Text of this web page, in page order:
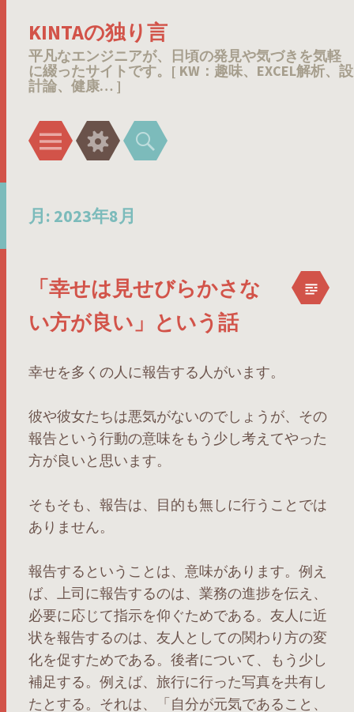
KINTAの独り言
平凡なエンジニアが、日頃の発見や気づきを気軽
に綴ったサイトです。[ KW：趣味、EXCEL解析、設
計論、健康… ]
メ
ニ
ウ
ィ
ッ
検
索
月: 2023年8月
「幸せは見せびらかさな
い方が良い」という話
幸せを多くの人に報告する人がいます。
彼や彼女たちは悪気がないのでしょうが、その
報告という行動の意味をもう少し考えてやった
方が良いと思います。
そもそも、報告は、目的も無しに行うことでは
ありません。
報告するということは、意味があります。例え
ば、上司に報告するのは、業務の進捗を伝え、
必要に応じて指示を仰ぐためである。友人に近
状を報告するのは、友人としての関わり方の変
化を促すためである。後者について、もう少し
補足する。例えば、旅行に行った写真を共有し
たとする。それは、「自分が元気であること、